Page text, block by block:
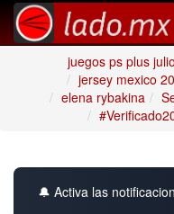
juegos ps plus
jersey mexico
elena rybakina
🔔 Activa las